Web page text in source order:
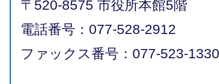
〒520-8575 市役所本館5階
電話番号：077-528-2912
ファックス番号：077-523-1330